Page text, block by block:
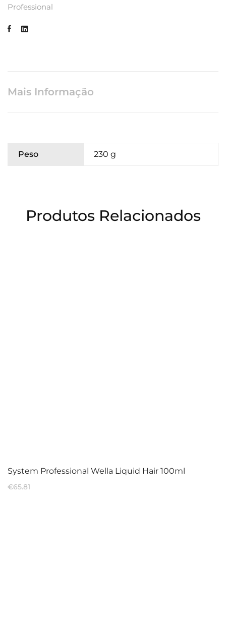
Professional
Mais Informação
Peso 230 g
Produtos Relacionados
System Professional Wella Liquid Hair 100ml
€65.81